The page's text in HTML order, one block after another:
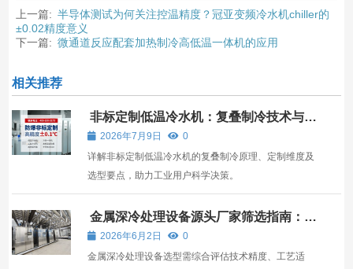
上一篇: 半导体测试为何关注控温精度？冠亚变频冷水机chiller的
±0.02精度意义
下一篇: 微通道反应配套加热制冷高低温一体机的应用
相关推荐
非标定制低温冷水机：复叠制冷技术与工
业选型指南
2026年7月9日
0
详解非标定制低温冷水机的复叠制冷原理、定制维度及
选型要点，助力工业用户科学决策。
金属深冷处理设备源头厂家筛选指南：技
术、服务与场景适配全解析
2026年6月2日
0
金属深冷处理设备选型需综合评估技术精度、工艺适